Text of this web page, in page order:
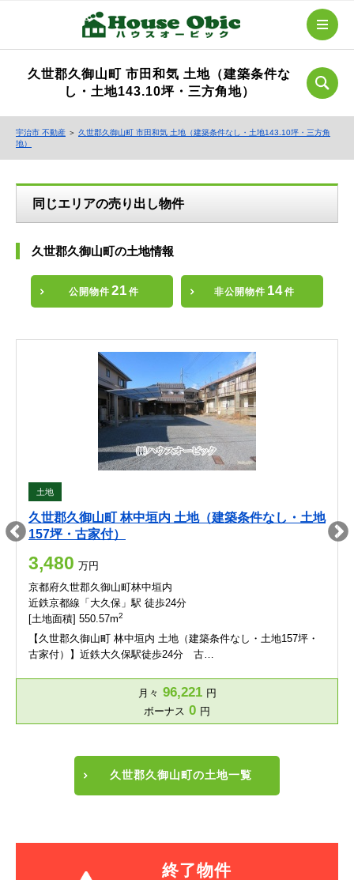
久世郡久御山町 市田和気 土地（建築条件な
し・土地143.10坪・三方角地）
宇治市 不動産 ＞ 久世郡久御山町 市田和気 土地（建築条件なし・土地143.10坪・三方角
地）
同じエリアの売り出し物件
久世郡久御山町の土地情報
公開物件 21 件 非公開物件 14件
土地
久世郡久御山町 林中垣内 土地（建築条件なし・土地
157坪・古家付）
3,480 万円
京都府久世郡久御山町林中垣内
近鉄京都線「大久保」駅 徒歩24分
[土地面積] 550.57m2
【久世郡久御山町 林中垣内 土地（建築条件なし・土地157坪・
古家付）】近鉄大久保駅徒歩24分 古…
月々 96,221 円
ボーナス 0 円
久世郡久御山町の土地一覧
終了物件